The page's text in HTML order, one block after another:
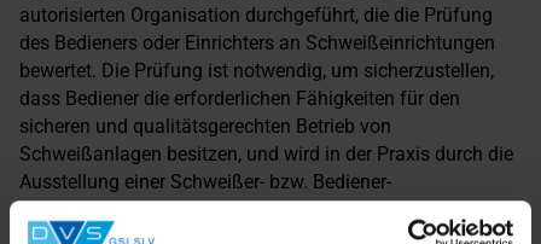
autorisierten Organisation durchgeführt, die die Prüfung
des Bedieners oder Einrichters an Schweißeinrichtungen
bewertet. Die Prüfung ist notwendig, um sicherzustellen,
dass Bediener die erforderlichen Fähigkeiten für den
sicheren und qualitätsgerechten Betrieb von
Schweißanlagen besitzen, und wird in der Praxis durch die
Ausstellung einer Schweißer- bzw. Bediener-
Prüfbescheinigung bestätigt.